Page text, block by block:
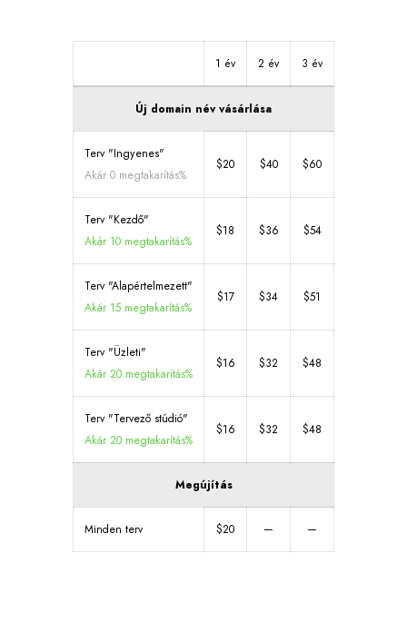
1 év 2 év 3 év
Új domain név vásárlása
Terv "Ingyenes"
Akár 0 megtakarítás%
$20 $40 $60
Terv "Kezdő"
Akár 10 megtakarítás%
$18 $36 $54
Terv "Alapértelmezett"
Akár 15 megtakarítás%
$17 $34 $51
Terv "Üzleti"
Akár 20 megtakarítás%
$16 $32 $48
Terv "Tervező stúdió"
Akár 20 megtakarítás%
$16 $32 $48
Megújítás
Minden terv $20 — —